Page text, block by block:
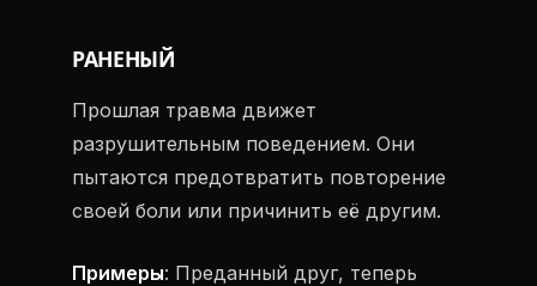
РАНЕНЫЙ
Прошлая травма движет
разрушительным поведением. Они
пытаются предотвратить повторение
своей боли или причинить её другим.
Примеры: Преданный друг, теперь